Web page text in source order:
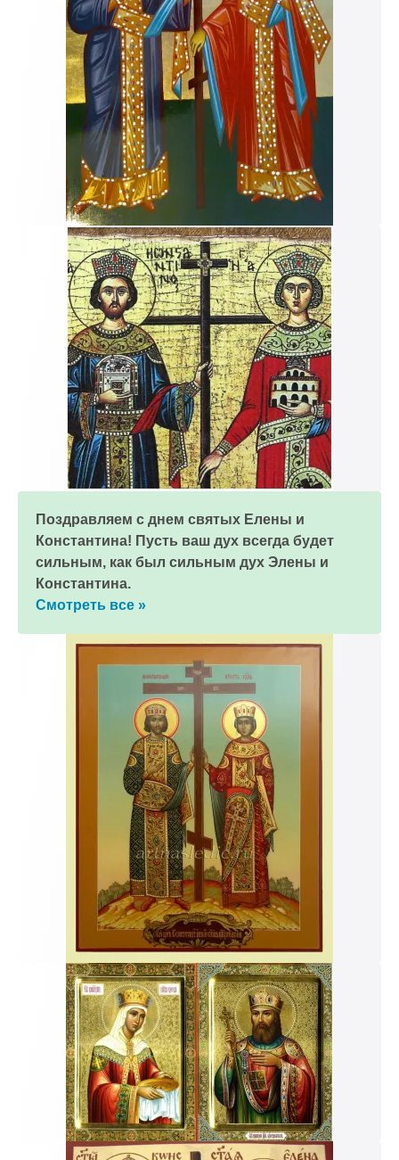
Поздравляем с днем святых Елены и
Константина! Пусть ваш дух всегда будет
сильным, как был сильным дух Элены и
Константина.
Смотреть все »